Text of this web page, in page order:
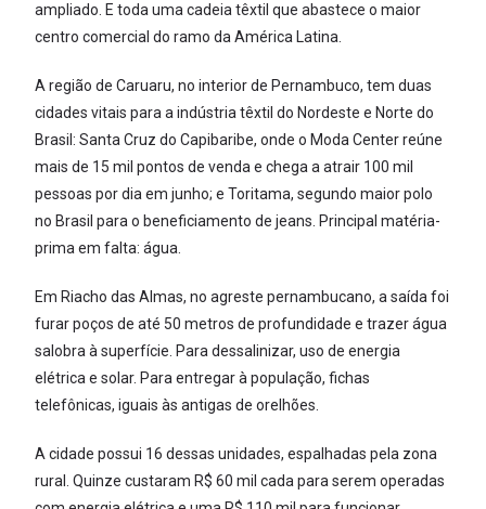
ampliado. E toda uma cadeia têxtil que abastece o maior
centro comercial do ramo da América Latina.
A região de Caruaru, no interior de Pernambuco, tem duas
cidades vitais para a indústria têxtil do Nordeste e Norte do
Brasil: Santa Cruz do Capibaribe, onde o Moda Center reúne
mais de 15 mil pontos de venda e chega a atrair 100 mil
pessoas por dia em junho; e Toritama, segundo maior polo
no Brasil para o beneficiamento de jeans. Principal matéria-
prima em falta: água.
Em Riacho das Almas, no agreste pernambucano, a saída foi
furar poços de até 50 metros de profundidade e trazer água
salobra à superfície. Para dessalinizar, uso de energia
elétrica e solar. Para entregar à população, fichas
telefônicas, iguais às antigas de orelhões.
A cidade possui 16 dessas unidades, espalhadas pela zona
rural. Quinze custaram R$ 60 mil cada para serem operadas